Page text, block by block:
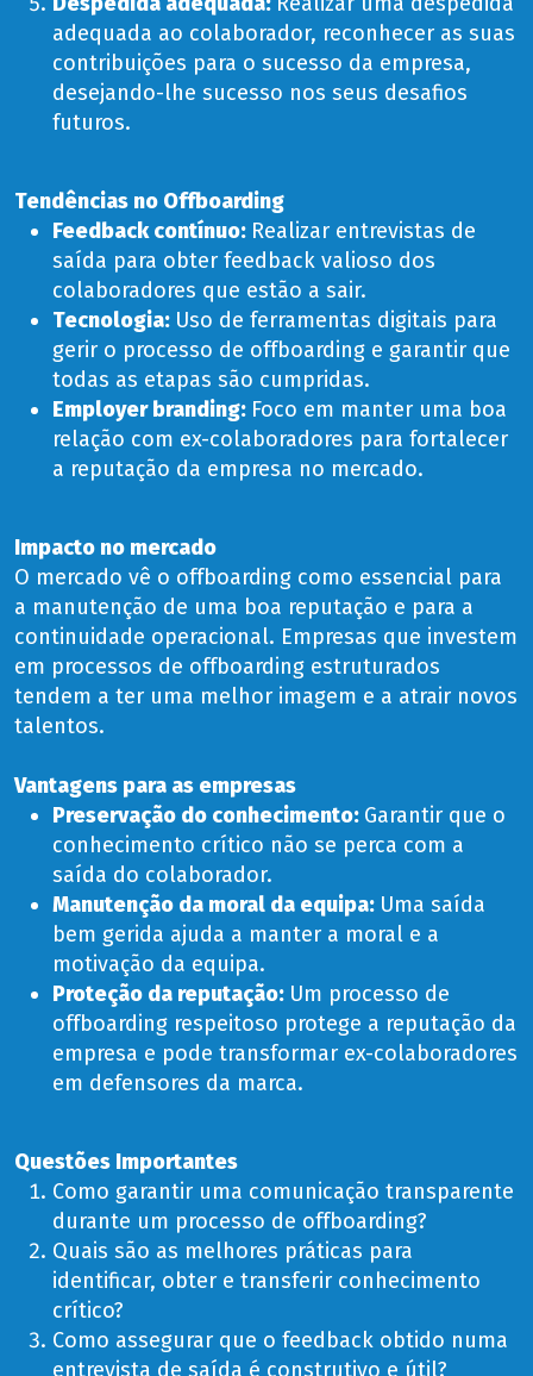
adequada ao colaborador, reconhecer as suas
contribuições para o sucesso da empresa,
desejando-lhe sucesso nos seus desafios
futuros.
Tendências no Offboarding
Feedback contínuo: Realizar entrevistas de
saída para obter feedback valioso dos
colaboradores que estão a sair.
Tecnologia: Uso de ferramentas digitais para
gerir o processo de offboarding e garantir que
todas as etapas são cumpridas.
Employer branding: Foco em manter uma boa
relação com ex-colaboradores para fortalecer
a reputação da empresa no mercado.
Impacto no mercado
O mercado vê o offboarding como essencial para
a manutenção de uma boa reputação e para a
continuidade operacional. Empresas que investem
em processos de offboarding estruturados
tendem a ter uma melhor imagem e a atrair novos
talentos.
Vantagens para as empresas
Preservação do conhecimento: Garantir que o
conhecimento crítico não se perca com a
saída do colaborador.
Manutenção da moral da equipa: Uma saída
bem gerida ajuda a manter a moral e a
motivação da equipa.
Proteção da reputação: Um processo de
offboarding respeitoso protege a reputação da
empresa e pode transformar ex-colaboradores
em defensores da marca.
Questões Importantes
Como garantir uma comunicação transparente
durante um processo de offboarding?
Quais são as melhores práticas para
identificar, obter e transferir conhecimento
crítico?
Como assegurar que o feedback obtido numa
entrevista de saída é construtivo e útil?